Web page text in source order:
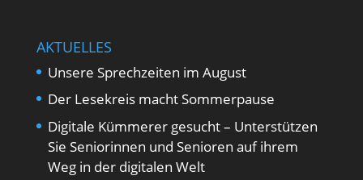
AKTUELLES
Unsere Sprechzeiten im August
Der Lesekreis macht Sommerpause
Digitale Kümmerer gesucht – Unterstützen
Sie Seniorinnen und Senioren auf ihrem
Weg in der digitalen Welt